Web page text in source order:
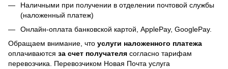
Наличными при получении в отделении почтовой службы
(наложенный платеж)
Онлайн-оплата банковской картой, ApplePay, GooglePay.
Обращаем внимание, что услуги наложенного платежа
оплачиваются за счет получателя согласно тарифам
перевозчика. Перевозчиком Новая Почта услуга